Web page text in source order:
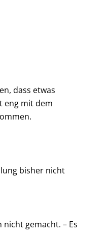
dass etwas
eng mit dem
bisher nicht
gemacht. – Es